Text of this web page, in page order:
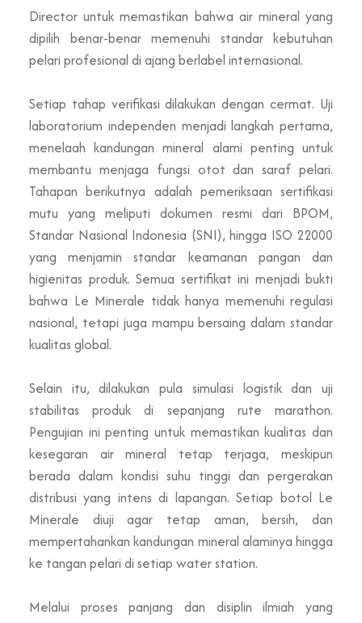
Director untuk memastikan bahwa air mineral yang
dipilih benar-benar memenuhi standar kebutuhan
pelari profesional di ajang berlabel internasional.
Setiap tahap verifikasi dilakukan dengan cermat. Uji
laboratorium independen menjadi langkah pertama,
menelaah kandungan mineral alami penting untuk
membantu menjaga fungsi otot dan saraf pelari.
Tahapan berikutnya adalah pemeriksaan sertifikasi
mutu yang meliputi dokumen resmi dari BPOM,
Standar Nasional Indonesia (SNI), hingga ISO 22000
yang menjamin standar keamanan pangan dan
higienitas produk. Semua sertifikat ini menjadi bukti
bahwa Le Minerale tidak hanya memenuhi regulasi
nasional, tetapi juga mampu bersaing dalam standar
kualitas global.
Selain itu, dilakukan pula simulasi logistik dan uji
stabilitas produk di sepanjang rute marathon.
Pengujian ini penting untuk memastikan kualitas dan
kesegaran air mineral tetap terjaga, meskipun
berada dalam kondisi suhu tinggi dan pergerakan
distribusi yang intens di lapangan. Setiap botol Le
Minerale diuji agar tetap aman, bersih, dan
mempertahankan kandungan mineral alaminya hingga
ke tangan pelari di setiap water station.
Melalui proses panjang dan disiplin ilmiah yang